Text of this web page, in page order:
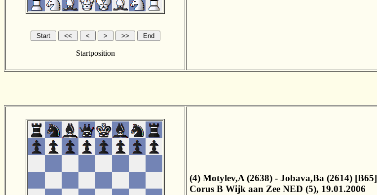
Startposition
(4) Motylev,A (2638) - Jobava,Ba (2614) [B65]
Corus B Wijk aan Zee NED (5), 19.01.2006